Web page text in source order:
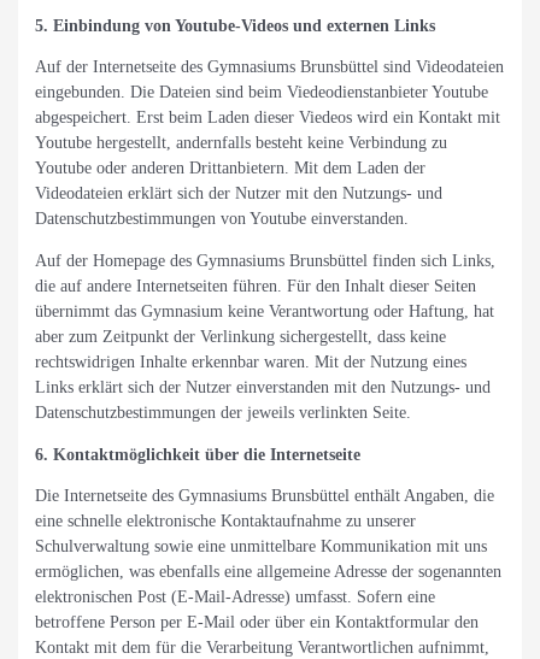
5. Einbindung von Youtube-Videos und externen Links
Auf der Internetseite des Gymnasiums Brunsbüttel sind Videodateien
eingebunden. Die Dateien sind beim Viedeodienstanbieter Youtube
abgespeichert. Erst beim Laden dieser Viedeos wird ein Kontakt mit
Youtube hergestellt, andernfalls besteht keine Verbindung zu
Youtube oder anderen Drittanbietern. Mit dem Laden der
Videodateien erklärt sich der Nutzer mit den Nutzungs- und
Datenschutzbestimmungen von Youtube einverstanden.
Auf der Homepage des Gymnasiums Brunsbüttel finden sich Links,
die auf andere Internetseiten führen. Für den Inhalt dieser Seiten
übernimmt das Gymnasium keine Verantwortung oder Haftung, hat
aber zum Zeitpunkt der Verlinkung sichergestellt, dass keine
rechtswidrigen Inhalte erkennbar waren. Mit der Nutzung eines
Links erklärt sich der Nutzer einverstanden mit den Nutzungs- und
Datenschutzbestimmungen der jeweils verlinkten Seite.
6. Kontaktmöglichkeit über die Internetseite
Die Internetseite des Gymnasiums Brunsbüttel enthält Angaben, die
eine schnelle elektronische Kontaktaufnahme zu unserer
Schulverwaltung sowie eine unmittelbare Kommunikation mit uns
ermöglichen, was ebenfalls eine allgemeine Adresse der sogenannten
elektronischen Post (E-Mail-Adresse) umfasst. Sofern eine
betroffene Person per E-Mail oder über ein Kontaktformular den
Kontakt mit dem für die Verarbeitung Verantwortlichen aufnimmt,